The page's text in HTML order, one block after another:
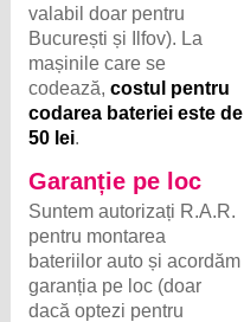
valabil doar pentru
București și Ilfov). La
mașinile care se
codează,costul pentru
codarea bateriei este de
50 lei.
Garanție pe loc
Suntem autorizați R.A.R.
pentru montarea
bateriilor auto și acordăm
garanția pe loc (doar
dacă optezi pentru